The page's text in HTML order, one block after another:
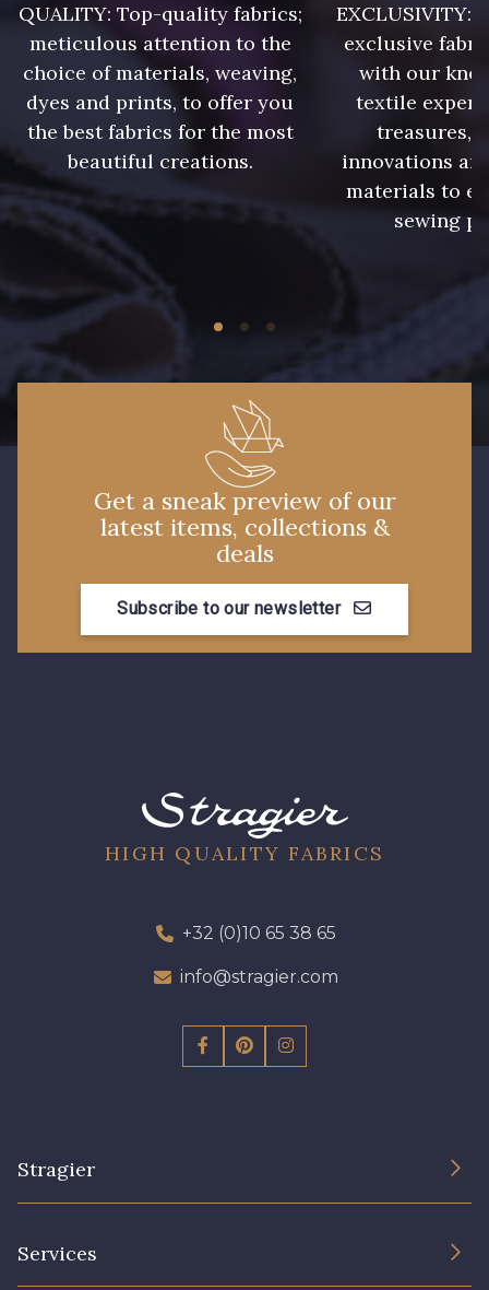
63 - Bleu Ciel 64 - Bleu Roi
65 - Prune 67 - Gris Argent
68 - Marine 70 - Marine foncé
QUALITY: Top-quality fabrics;
meticulous attention to the
choice of materials, weaving,
dyes and prints, to offer you
the best fabrics for the most
beautiful creations.
EXCLUSIVITY:
exclusive
with our
textile
treasures,
innovations
materials to
sewing
Get a sneak preview of our
latest items, collections &
deals
Subscribe to our newsletter
HIGH QUALITY FABRICS
+32 (0)10 65 38 65
info@stragier.com
Stragier
Services